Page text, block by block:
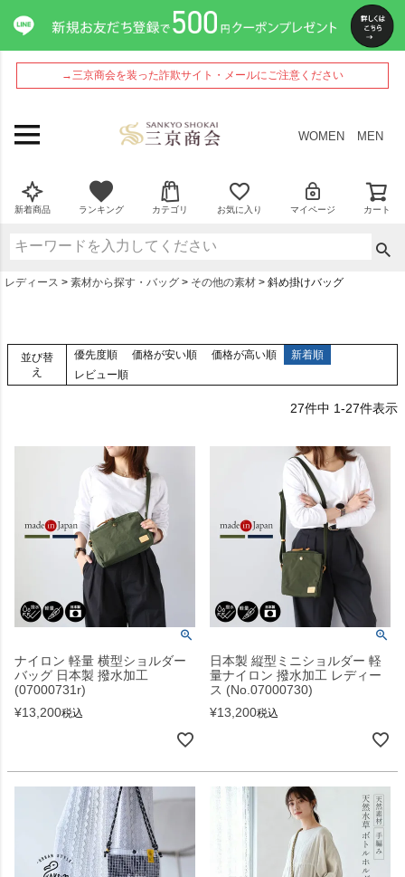
→三京商会を装った詐欺サイト・メールにご注意ください
WOMEN MEN
新着商品 ランキング カテゴリ お気に入り マイページ カート
レディース 素材から探す・バッグ その他の素材 斜め掛けバッグ
並び替
え
優先度順 価格が安い順 価格が高い順
新着順
レビュー順
27件中 1-27件表示
ナイロン 軽量 横型ショルダー
バッグ 日本製 撥水加工
(07000731r)
¥13,200税込
日本製 縦型ミニショルダー 軽
量ナイロン 撥水加工 レディー
ス (No.07000730)
¥13,200税込